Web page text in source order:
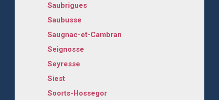
Saubrigues
Saubusse
Saugnac-et-Cambran
Seignosse
Seyresse
Siest
Soorts-Hossegor